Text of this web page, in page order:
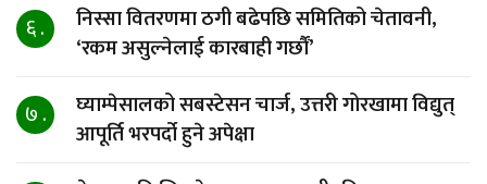
६ .
निस्सा वितरणमा ठगी बढेपछि समितिको चेतावनी,
‘रकम असुल्नेलाई कारबाही गर्छाैं’
७ .
घ्याम्पेसालको सबस्टेसन चार्ज, उत्तरी गोरखामा विद्युत्
आपूर्ति भरपर्दो हुने अपेक्षा